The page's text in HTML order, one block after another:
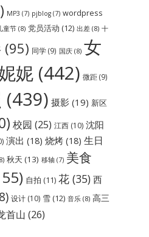
MP3 (7) pjblog(7) wordpress
童节(8) 党员活动 (12) 出差(8) 十
(95) 同学(9) 国庆(8) 女
妮(442) 微距(9)
(439) 摄影(19) 新区
校园 (25) 江西(10) 沈阳
演出 (18) 烧烤(18) 生日
秋天 (13) 移轴(7) 美食
自拍 (11) 花(35) 西
设计(10) 雪(12) 音乐(8) 高三
首山 (26)